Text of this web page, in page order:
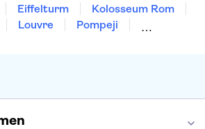
Eiffelturm
Kolosseum Rom
Louvre
Pompeji